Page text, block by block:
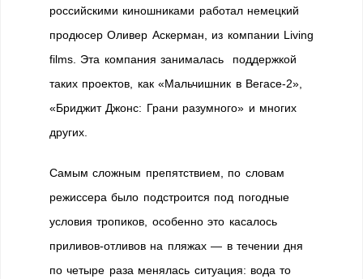
российскими киношниками работал немецкий
продюсер Оливер Аскерман, из компании Living
films. Эта компания занималась поддержкой
таких проектов, как «Мальчишник в Вегасе-2»,
«Бриджит Джонс: Грани разумного» и многих
других.
Самым сложным препятствием, по словам
режиссера было подстроится под погодные
условия тропиков, особенно это касалось
приливов-отливов на пляжах — в течении дня
по четыре раза менялась ситуация: вода то